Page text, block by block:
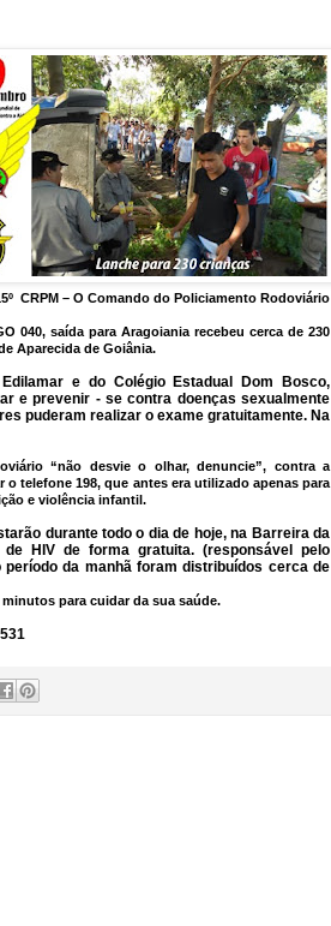
CRPM – O Comando do Policiamento Rodoviário
040, saída para Aragoiania recebeu cerca de 230
Aparecida de Goiânia.
e do Colégio Estadual Dom Bosco,
e prevenir - se contra doenças sexualmente
puderam realizar o exame gratuitamente. Na
“não desvie o olhar, denuncie”, contra a
telefone 198, que antes era utilizado apenas para
e violência infantil.
durante todo o dia de hoje, na Barreira da
HIV de forma gratuita. (responsável pelo
período da manhã foram distribuídos cerca de
para cuidar da sua saúde.